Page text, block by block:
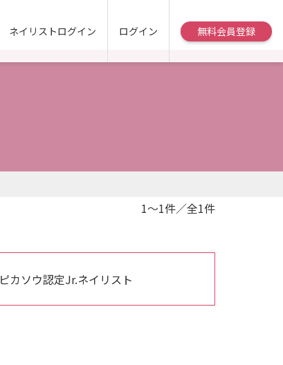
ネイリストログイン ログイン 無料会員登録
1～1件／全1件
ピカソウ認定Jr.ネイリスト